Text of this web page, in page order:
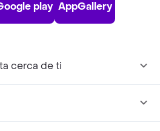
play AppGallery
cerca de ti